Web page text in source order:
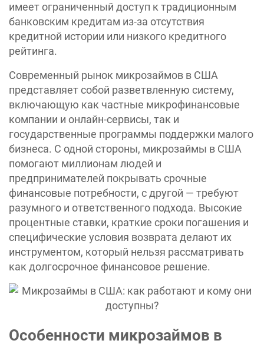
имеет ограниченный доступ к традиционным
банковским кредитам из-за отсутствия
кредитной истории или низкого кредитного
рейтинга.
Современный рынок микрозаймов в США
представляет собой разветвленную систему,
включающую как частные микрофинансовые
компании и онлайн-сервисы, так и
государственные программы поддержки малого
бизнеса. С одной стороны, микрозаймы в США
помогают миллионам людей и
предпринимателей покрывать срочные
финансовые потребности, с другой — требуют
разумного и ответственного подхода. Высокие
процентные ставки, краткие сроки погашения и
специфические условия возврата делают их
инструментом, который нельзя рассматривать
как долгосрочное финансовое решение.
Особенности микрозаймов в